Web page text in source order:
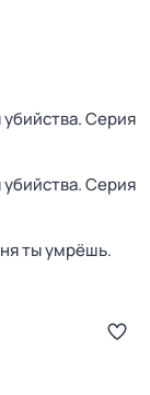
. Серия
. Серия
ты умрёшь.